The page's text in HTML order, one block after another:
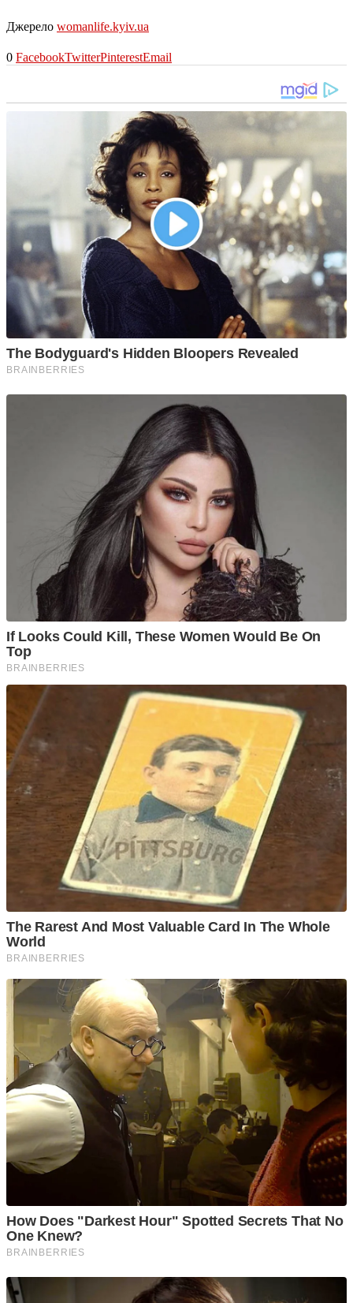
Джерело womanlife.kyiv.ua
0 FacebookTwitterPinterestEmail